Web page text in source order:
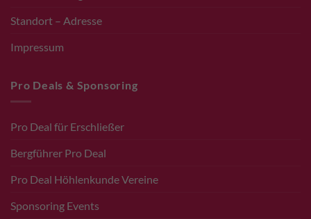
Standort – Adresse
Impressum
Pro Deals & Sponsoring
Pro Deal für Erschließer
Bergführer Pro Deal
Pro Deal Höhlenkunde Vereine
Sponsoring Events